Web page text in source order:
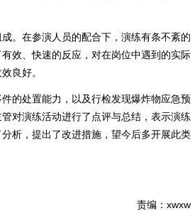
在参演人员的配合下，演练有条不紊的
效、快速的反应，对在岗位中遇到的实际
良好。
处置能力，以及行检发现爆炸物应急预
对演练活动进行了点评与总结，表示演练
析，提出了改进措施，望今后多开展此类
责编：xwxw